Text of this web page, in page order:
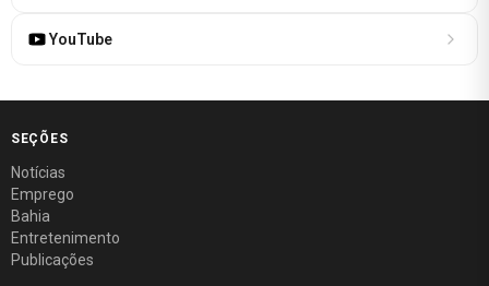
YouTube
SEÇÕES
Notícias
Emprego
Bahia
Entretenimento
Publicações